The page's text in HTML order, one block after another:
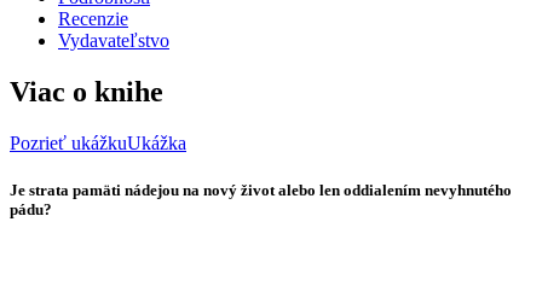
Recenzie
Vydavateľstvo
Viac o knihe
Pozrieť ukážkuUkážka
Je strata pamäti nádejou na nový život alebo len oddialením nevyhnutého
pádu?